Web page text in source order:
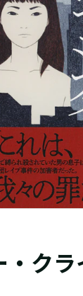
・クラ